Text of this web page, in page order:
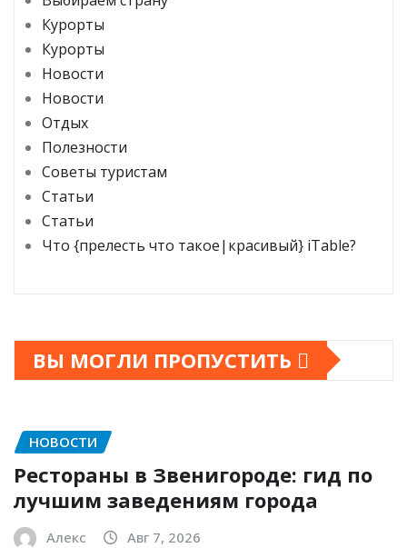
Курорты
Курорты
Новости
Новости
Отдых
Полезности
Советы туристам
Статьи
Статьи
Что {прелесть что такое|красивый} iTable?
ВЫ МОГЛИ ПРОПУСТИТЬ
НОВОСТИ
Рестораны в Звенигороде: гид по
лучшим заведениям города
Алекс Авг 7, 2026